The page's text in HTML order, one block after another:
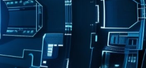
SEARCH